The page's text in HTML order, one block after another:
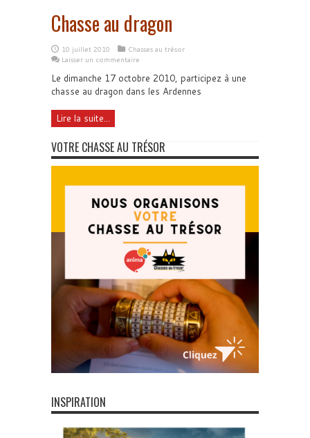
Chasse au dragon
10 juillet 2010
Chasses au trésor
Laisser un commentaire
Le dimanche 17 octobre 2010, participez à une
chasse au dragon dans les Ardennes
Lire la suite...
VOTRE CHASSE AU TRÉSOR
INSPIRATION